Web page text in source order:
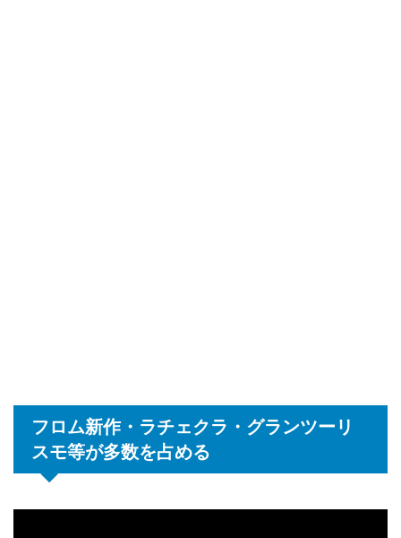
フロム新作・ラチェクラ・グランツーリ
スモ等が多数を占める